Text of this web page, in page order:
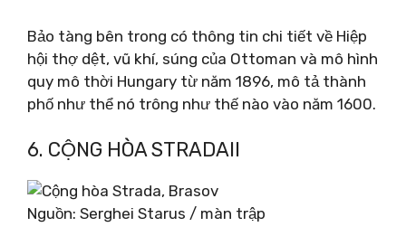
Bảo tàng bên trong có thông tin chi tiết về Hiệp
hội thợ dệt, vũ khí, súng của Ottoman và mô hình
quy mô thời Hungary từ năm 1896, mô tả thành
phố như thể nó trông như thế nào vào năm 1600.
6. CỘNG HÒA STRADAII
Nguồn: Serghei Starus / màn trập